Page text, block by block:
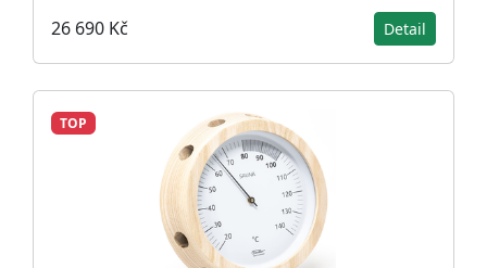
26 690 Kč Detail
TOP